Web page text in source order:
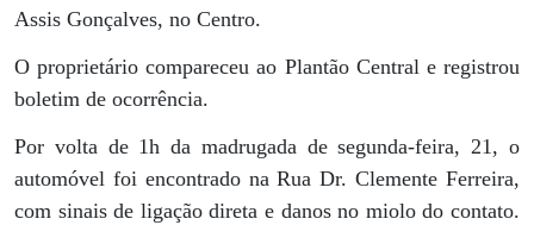
Assis Gonçalves, no Centro.
O proprietário compareceu ao Plantão Central e registrou
boletim de ocorrência.
Por volta de 1h da madrugada de segunda-feira, 21, o
automóvel foi encontrado na Rua Dr. Clemente Ferreira,
com sinais de ligação direta e danos no miolo do contato.